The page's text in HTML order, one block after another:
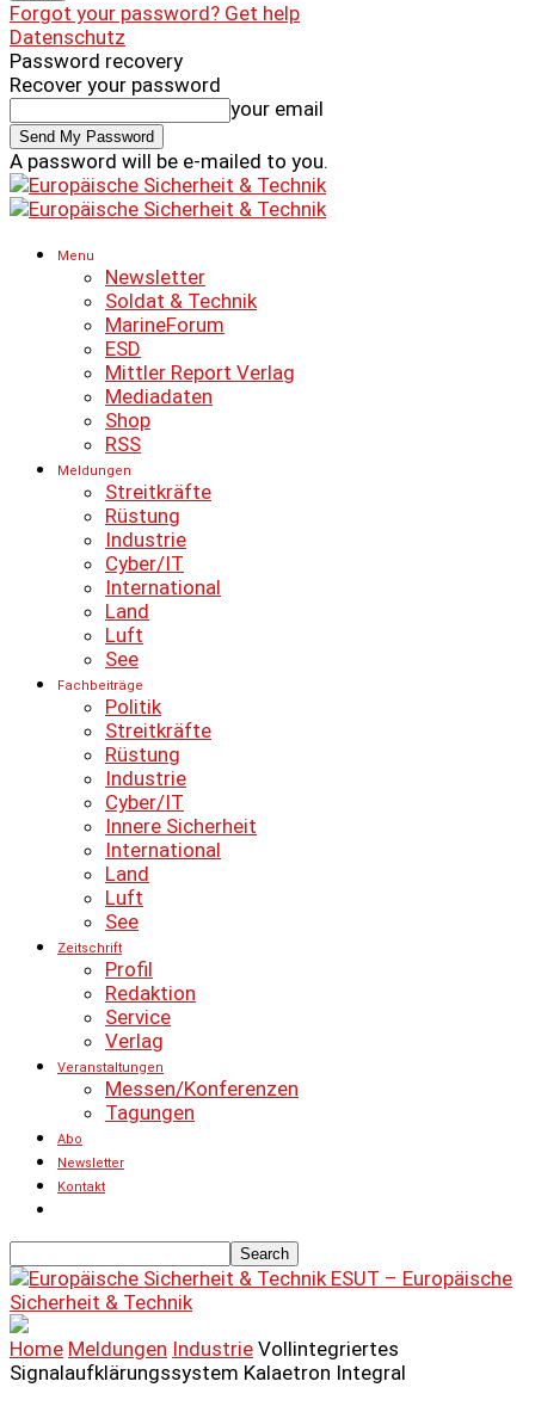
Forgot your password? Get help
Datenschutz
Password recovery
Recover your password
your email
A password will be e-mailed to you.
Menu
Newsletter
Soldat & Technik
MarineForum
ESD
Mittler Report Verlag
Mediadaten
Shop
RSS
Meldungen
Streitkräfte
Rüstung
Industrie
Cyber/IT
International
Land
Luft
See
Fachbeiträge
Politik
Streitkräfte
Rüstung
Industrie
Cyber/IT
Innere Sicherheit
International
Land
Luft
See
Zeitschrift
Profil
Redaktion
Service
Verlag
Veranstaltungen
Messen/Konferenzen
Tagungen
Abo
Newsletter
Kontakt
ESUT – Europäische
Sicherheit & Technik
Home Meldungen Industrie Vollintegriertes
Signalaufklärungssystem Kalaetron Integral